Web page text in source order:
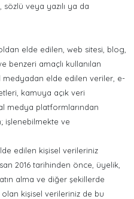
veya yazılı ya da
elde edilen, web sitesi, blog,
benzeri amaçlı kullanılan
elde edilen veriler, e-
kamuya açık veri
medya platformlarından
işlenebilmekte ve
edilen kişisel verileriniz
2016 tarihinden önce, üyelik,
alma ve diğer şekillerde
kişisel verileriniz de bu